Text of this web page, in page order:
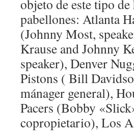
objeto de este tipo
pabellones: Atlanta
(Johnny Most,
Krause and Johnny
speaker), Denver
Pistons ( Bill
mánager general),
Pacers (Bobby
copropietario), Los